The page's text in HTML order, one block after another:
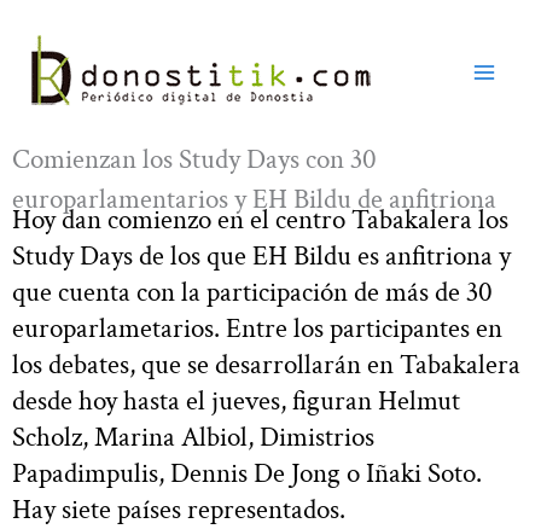
contenido
Comienzan los Study Days con 30
europarlamentarios y EH Bildu de anfitriona
Hoy dan comienzo en el centro Tabakalera los
Study Days de los que EH Bildu es anfitriona y
que cuenta con la participación de más de 30
europarlametarios. Entre los participantes en
los debates, que se desarrollarán en Tabakalera
desde hoy hasta el jueves, figuran Helmut
Scholz, Marina Albiol, Dimistrios
Papadimpulis, Dennis De Jong o Iñaki Soto.
Hay siete países representados.